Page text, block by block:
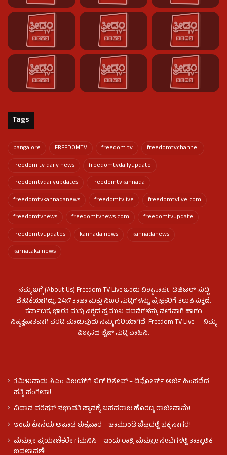
Tags
bangalore FREEDOMTV freedom tv
freedomtvchannel
freedom tv daily news
freedomtvdailyupdate
freedomtvdailyupdates
freedomtvkannada
freedomtvkannadanews
freedomtvlive
freedomtvlive.com
freedomtvnews
freedomtvnews.com
freedomtvupdate
freedomtvupdates
kannada news
kannadanews
karnataka news
ನಮ್ಮ ಬಗ್ಗೆ (About Us) Freedom TV Live ಒಂದು ವಿಶ್ವಾಸಾರ್ಹ ಡಿಜಿಟಲ್ ಸುದ್ದಿ
ವೇದಿಕೆಯಾಗಿದ್ದು, 24x7 ತಾಜಾ ಮತ್ತು ನಿಖರ ಸುದ್ದಿಗಳನ್ನು ಪ್ರೇಕ್ಷಕರಿಗೆ ತಲುಪಿಸುತ್ತದೆ.
ಕರ್ನಾಟಕ, ಭಾರತ ಮತ್ತು ವಿಶ್ವದ ಪ್ರಮುಖ ಘಟನೆಗಳನ್ನು ವೇಗವಾಗಿ ಹಾಗೂ
ನಿಷ್ಪಕ್ಷಪಾತವಾಗಿ ವರದಿ ಮಾಡುವುದು ನಮ್ಮ ಗುರಿಯಾಗಿದೆ. Freedom TV Live — ನಿಮ್ಮ
ವಿಶ್ವಾಸದ ಲೈವ್ ಸುದ್ದಿ ವಾಹಿನಿ.
ತಮಿಳುನಾಡು ಸಿಎಂ ವಿಜಯ್‌ಗೆ ಬಿಗ್ ರಿಲೀಫ್ – ಡಿವೋರ್ಸ್ ಅರ್ಜಿ ಹಿಂಪಡೆದ
ಪತ್ನಿ ಸಂಗೀತಾ!
ವಿಧಾನ ಪರಿಷತ್ ಸಭಾಪತಿ ಸ್ಥಾನಕ್ಕೆ ಬಸವರಾಜ ಹೊರಟ್ಟಿ ರಾಜೀನಾಮೆ!
ಇಂದು ಕೊನೆಯ ಆಷಾಢ ಶುಕ್ರವಾರ – ಚಾಮುಂಡಿ ಬೆಟ್ಟದಲ್ಲಿ ಭಕ್ತ ಸಾಗರ!
ಮೆಟ್ರೋ ಪ್ರಯಾಣಿಕರೇ ಗಮನಿಸಿ – ಇಂದು ರಾತ್ರಿ ಮೆಟ್ರೋ ಸೇವೆಗಳಲ್ಲಿ ತಾತ್ಕಾಲಿಕ
ಬದಲಾವಣೆ!